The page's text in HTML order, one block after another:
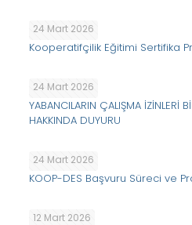
24 Mart 2026
Kooperatifçilik Eğitimi Sertifika
24 Mart 2026
YABANCILARIN ÇALIŞMA İZİNLERİ
HAKKINDA DUYURU
24 Mart 2026
KOOP-DES Başvuru Süreci ve
12 Mart 2026